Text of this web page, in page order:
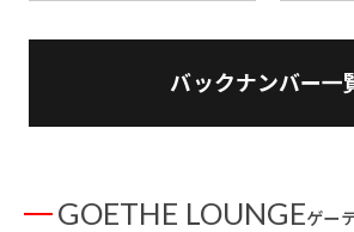
バックナンバー一
GOETHE LOUNGEゲー